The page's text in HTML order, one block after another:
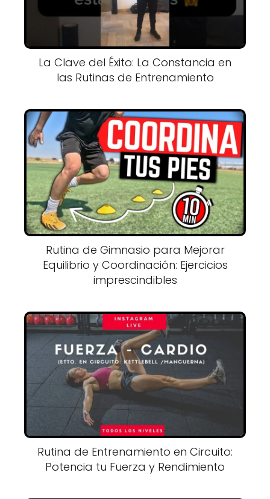
La Clave del Éxito: La Constancia en
las Rutinas de Entrenamiento
Rutina de Gimnasio para Mejorar
Equilibrio y Coordinación: Ejercicios
imprescindibles
Rutina de Entrenamiento en Circuito:
Potencia tu Fuerza y Rendimiento